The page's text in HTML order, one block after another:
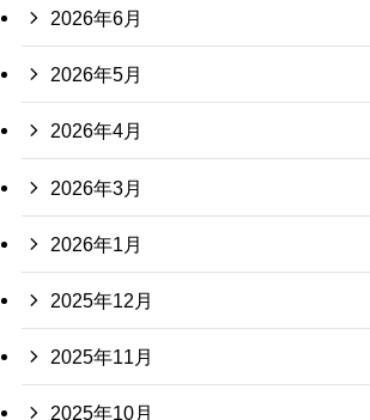
2026年6月
2026年5月
2026年4月
2026年3月
2026年1月
2025年12月
2025年11月
2025年10月